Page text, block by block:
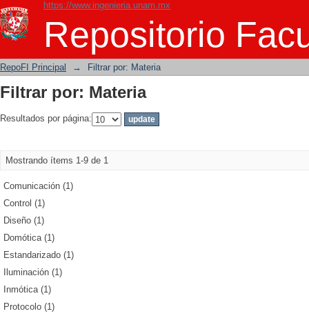
https://www.ingenieria.unam.mx
Repositorio
Filtrar por: Materia
RepoFI Principal → Filtrar por: Materia
Filtrar por: Materia
Resultados por página:
Mostrando ítems 1-9 de 1
Comunicación (1)
Control (1)
Diseño (1)
Domótica (1)
Estandarizado (1)
Iluminación (1)
Inmótica (1)
Protocolo (1)